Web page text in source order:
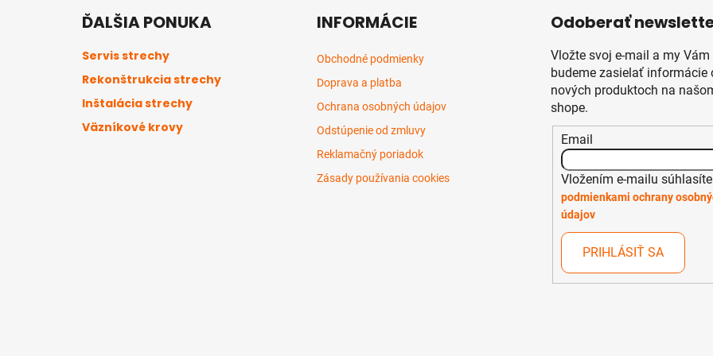
ĎALŠIA PONUKA
Servis strechy
Rekonštrukcia strechy
Inštalácia strechy
Väzníkové krovy
INFORMÁCIE
Obchodné podmienky
Doprava a platba
Ochrana osobných údajov
Odstúpenie od zmluvy
Reklamačný poriadok
Zásady používania cookies
Odoberať
Vložte svoj e-mail a my Vám
budeme zasielať informácie
nových produktoch na
shope.
Email
Vložením e-mailu
podmienkami ochrany
údajov
PRIHLÁSIŤ SA